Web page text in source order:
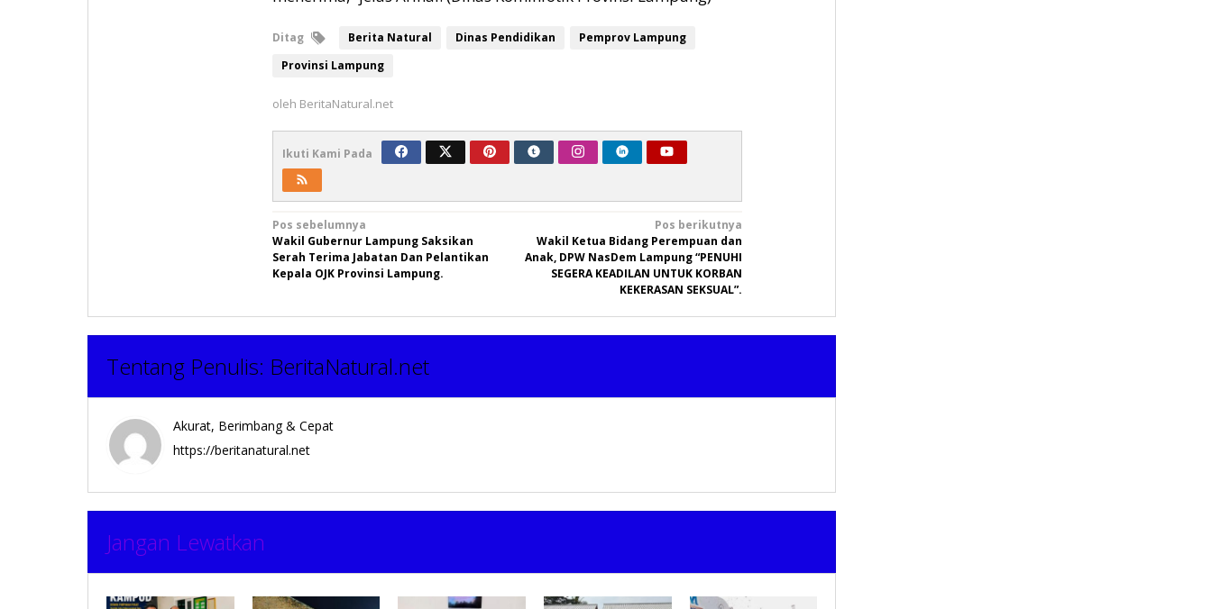
Ditag Berita Natural Dinas Pendidikan
Pemprov Lampung
Provinsi Lampung
oleh BeritaNatural.net
Ikuti Kami Pada
Navigasi
pos
Pos sebelumnya
Wakil Gubernur Lampung Saksikan
Serah Terima Jabatan Dan Pelantikan
Kepala OJK Provinsi Lampung.
Pos berikutnya
Wakil Ketua Bidang Perempuan dan
Anak, DPW NasDem Lampung “PENUHI
SEGERA KEADILAN UNTUK KORBAN
KEKERASAN SEKSUAL”.
Tentang Penulis: BeritaNatural.net
Akurat, Berimbang & Cepat
https://beritanatural.net
Jangan Lewatkan